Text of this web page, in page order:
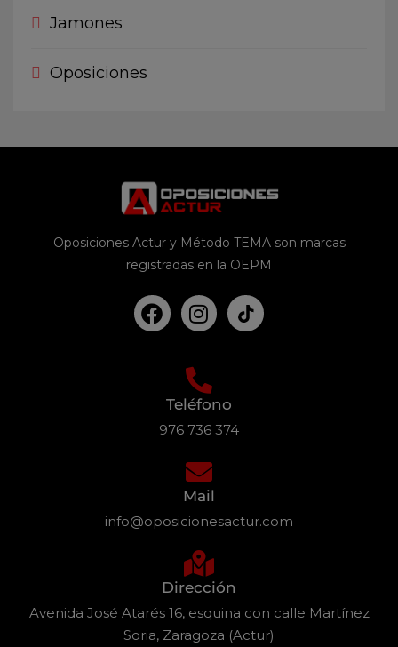
Jamones
Oposiciones
Oposiciones Actur y Método TEMA son marcas
registradas en la OEPM
Teléfono
976 736 374
Mail
info@oposicionesactur.com
Dirección
Avenida José Atarés 16, esquina con calle Martínez
Soria, Zaragoza (Actur)